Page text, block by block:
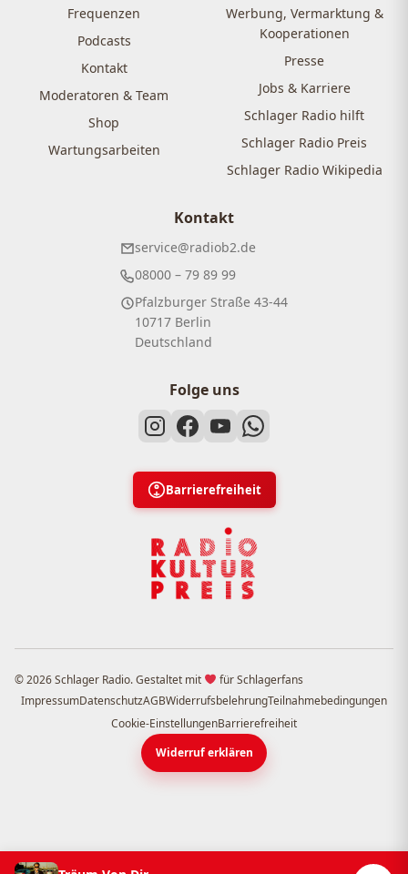
Frequenzen
Podcasts
Kontakt
Moderatoren & Team
Shop
Wartungsarbeiten
Werbung, Vermarktung &
Kooperationen
Presse
Jobs & Karriere
Schlager Radio hilft
Schlager Radio Preis
Schlager Radio Wikipedia
Kontakt
service@radiob2.de
08000 – 79 89 99
Pfalzburger Straße 43-44
10717 Berlin
Deutschland
Folge uns
Barrierefreiheit
© 2026 Schlager Radio. Gestaltet mit
für Schlagerfans
ImpressumDatenschutzAGBWiderrufsbelehrungTeilnahmebedingungen
Cookie-EinstellungenBarrierefreiheit
Widerruf erklären